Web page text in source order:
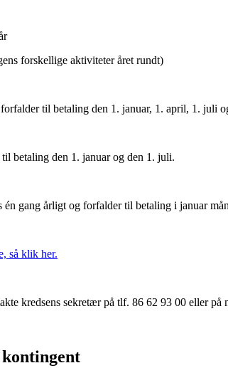
forskellige aktiviteter året rundt)
til betaling den 1. januar, 1. april, 1. juli
betaling den 1. januar og den 1. juli.
gang årligt og forfalder til betaling i januar
så klik her.
kredsens sekretær på tlf. 86 62 93 00 eller på